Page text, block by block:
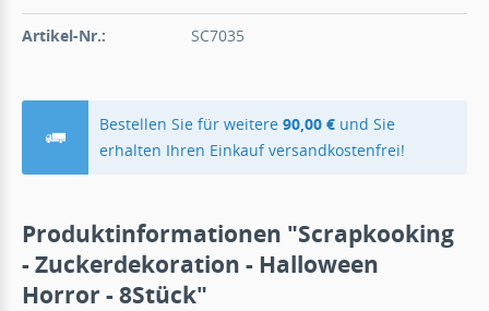
Artikel-Nr.: SC7035
Bestellen Sie für weitere90,00 € und Sie
erhalten Ihren Einkauf versandkostenfrei!
Produktinformationen "Scrapkooking
- Zuckerdekoration - Halloween
Horror - 8Stück"